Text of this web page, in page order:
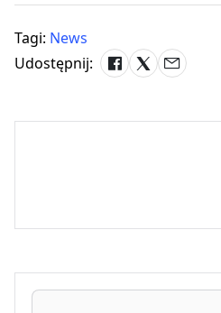
Tagi: News
Udostępnij: